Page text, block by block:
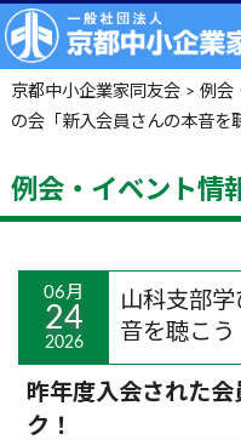
京都中小企業家同友会> 例会
の会「新入会員さんの本音を
例会・イベント情
06月
24
2026
山科支部
音を聴こう
昨年度入会された
ク！